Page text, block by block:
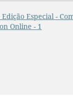
Especial -
Online - 1